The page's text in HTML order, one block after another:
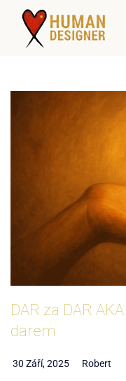
DAR za DAR
darem
30 Září, 2025 Robert